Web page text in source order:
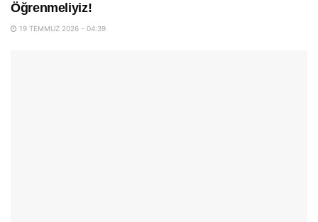
Öğrenmeliyiz!
19 TEMMUZ 2026 - 04:39